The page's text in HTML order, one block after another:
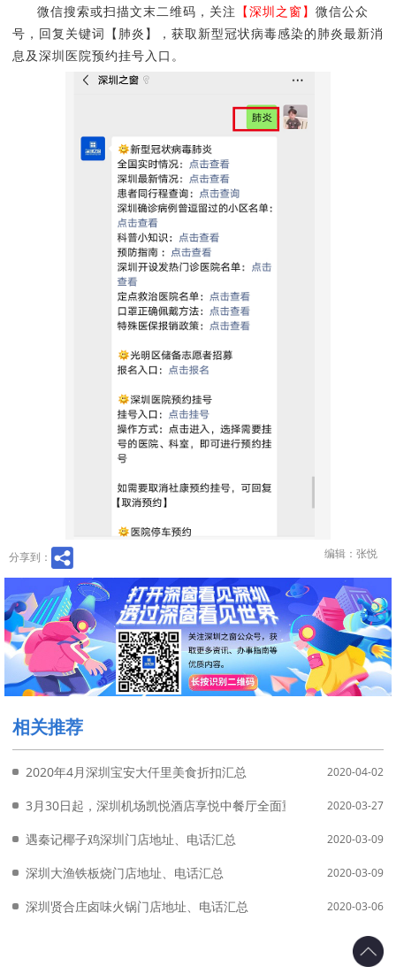
微信搜索或扫描文末二维码，关注 【深圳之窗】 微信公众
号，回复关键词【肺炎】，获取新型冠状病毒感染的肺炎最新消
息及深圳医院预约挂号入口。
分享到： 编辑：张悦
相关推荐
2020年4月深圳宝安大仟里美食折扣汇总 2020-04-02
3月30日起，深圳机场凯悦酒店享悦中餐厅全面重启（附营业时间
2020-03-27
遇秦记椰子鸡深圳门店地址、电话汇总 2020-03-09
深圳大渔铁板烧门店地址、电话汇总 2020-03-09
深圳贤合庄卤味火锅门店地址、电话汇总 2020-03-06